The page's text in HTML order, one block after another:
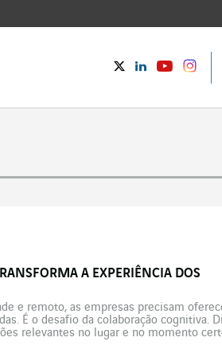
TwitterLinkedInYoutube
A EXPERIÊNCIA DOS
e remoto, as empresas precisam
É o desafio da colaboração cognitiva.
relevantes no lugar e no momento